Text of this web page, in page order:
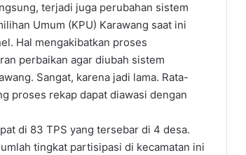
terjadi juga perubahan sistem
Umum (KPU) Karawang saat ini
Hal mengakibatkan proses
perbaikan agar diubah sistem
Sangat, karena jadi lama. Rata-
proses rekap dapat diawasi dengan
di 83 TPS yang tersebar di 4 desa.
tingkat partisipasi di kecamatan ini